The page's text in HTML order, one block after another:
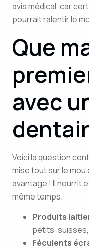
avis médical, car
pourrait ralentir le
Que
avec
Voici la question
mise tout sur le mou
avantage ! Il nourrit
même temps.
Produits
petits-
Féculents